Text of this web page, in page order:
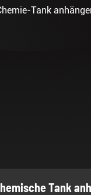
Tank
Tank